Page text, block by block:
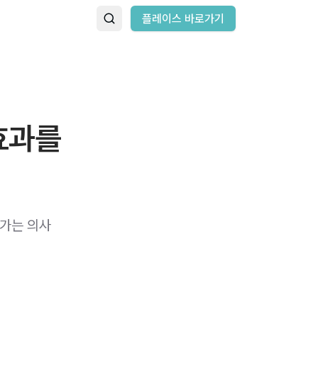
플레이스 바로가기
과를
는 의사